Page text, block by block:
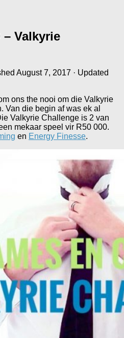
– Valkyrie
August 7, 2017 · Updated
ons the nooi om die Valkyrie
Van die begin af was ek al
Valkyrie Challenge is 2 van
mekaar speel vir R50 000.
en Energy Finesse.